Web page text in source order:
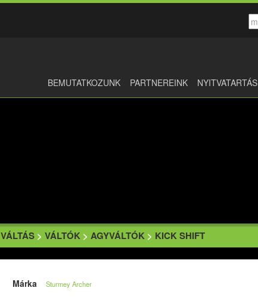
BEMUTATKOZUNK PARTNEREINK NYITVATARTÁS
VÁLTÁS > VÁLTÓK > AGYVÁLTÓK > KICK SHIFT
Márka Sturmey Archer